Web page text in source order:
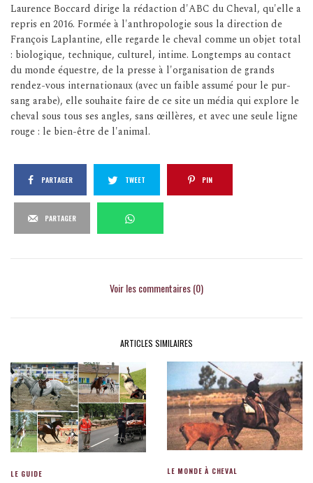
Laurence Boccard dirige la rédaction d'ABC du Cheval, qu'elle a
repris en 2016. Formée à l'anthropologie sous la direction de
François Laplantine, elle regarde le cheval comme un objet total
: biologique, technique, culturel, intime. Longtemps au contact
du monde équestre, de la presse à l'organisation de grands
rendez-vous internationaux (avec un faible assumé pour le pur-
sang arabe), elle souhaite faire de ce site un média qui explore le
cheval sous tous ses angles, sans œillères, et avec une seule ligne
rouge : le bien-être de l'animal.
PARTAGER TWEET PIN
PARTAGER
Voir les commentaires (0)
ARTICLES SIMILAIRES
LE GUIDE LE MONDE À CHEVAL